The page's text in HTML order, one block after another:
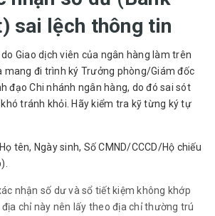
sai lệch thông tin
Giao dịch viên của ngân hàng làm trên
mang đi trình ký Trưởng phòng/Giám đốc
đạo Chi nhánh ngân hàng, do đó sai sót
tránh khỏi. Hãy kiểm tra kỹ từng ký tự
Họ tên, Ngày sinh, Số CMND/CCCD/Hộ chiếu
nhận số dư và sổ tiết kiệm không khớp
chỉ này nên lấy theo địa chỉ thường trú